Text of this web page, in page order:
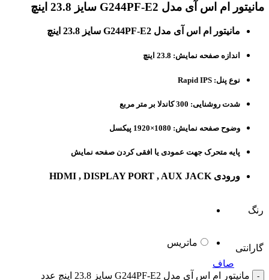
مانیتور ام اس آی مدل G244PF-E2 سایز 23.8 اینچ
مانیتور ام اس آی مدل G244PF-E2 سایز 23.8 اینچ
اندازه صفحه نمایش: 23.8 اینچ
نوع پنل: Rapid IPS
شدت روشنایی: 300 کاندلا بر متر مربع
وضوح صفحه نمایش: 1080×1920 پیکسل
پایه متحرک جهت عمودی یا افقی کردن صفحه نمایش
ورودی HDMI , DISPLAY PORT , AUX JACK
رنگ
گارانتی
ماتریس
صاف
مانیتور ام اس آی مدل G244PF-E2 سایز 23.8 اینچ عدد